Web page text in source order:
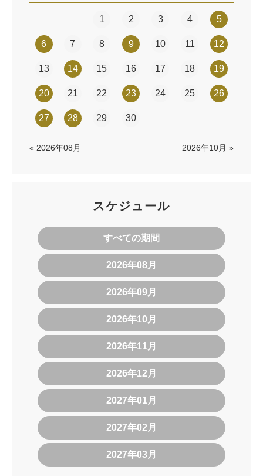
1 2 3 4 5
6 7 8 9 10 11 12
13 14 15 16 17 18 19
20 21 22 23 24 25 26
27 28 29 30
« 2026年08月 2026年10月 »
スケジュール
すべての期間
2026年08月
2026年09月
2026年10月
2026年11月
2026年12月
2027年01月
2027年02月
2027年03月